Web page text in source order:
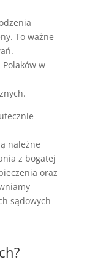
To ważne
w
należne
z bogatej
oraz
sądowych